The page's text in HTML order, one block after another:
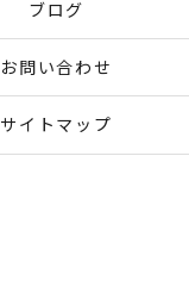
ブログ
お問い合わせ
サイトマップ